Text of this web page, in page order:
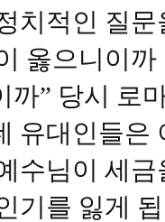
치적인 질
옳으니이
까” 당시 로
유대인들은
수님이 세
기를 잃게